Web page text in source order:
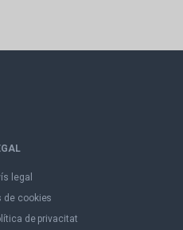
legal
de cookies
de privacitat